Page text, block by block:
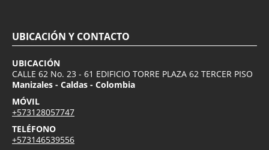
UBICACIÓN Y CONTACTO
UBICACIÓN
CALLE 62 No. 23 - 61 EDIFICIO TORRE PLAZA 62 TERCER PISO
Manizales - Caldas - Colombia
MÓVIL
+573128057747
TELÉFONO
+573146539556